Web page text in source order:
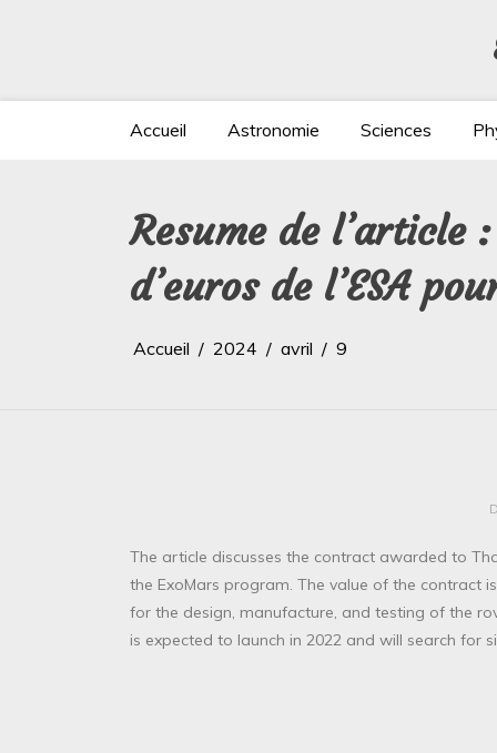
Accueil Astronomie Sciences
Resume de
d’euros de l’ESA
Accueil 2024 avril 9
The article discusses the contract awarded to
the ExoMars program. The value of the contract
for the design, manufacture, and testing of the
is expected to launch in 2022 and will search for